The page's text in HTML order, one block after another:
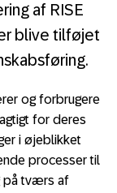
af RISE
blive tilføjet
og forbrugere
for deres
i øjeblikket
processer til
på tværs af